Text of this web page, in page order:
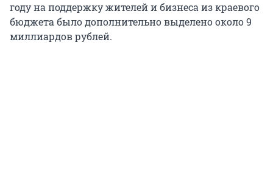
году на поддержку жителей и бизнеса из краевого
бюджета было дополнительно выделено около 9
миллиардов рублей.